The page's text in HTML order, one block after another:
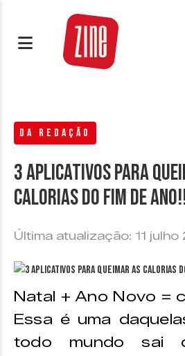
DA REDAÇÃO
3 aplicativos para
calorias do Fim de
Última atualização: 11
Natal + Ano Novo =
Essa é uma
todo mundo sai